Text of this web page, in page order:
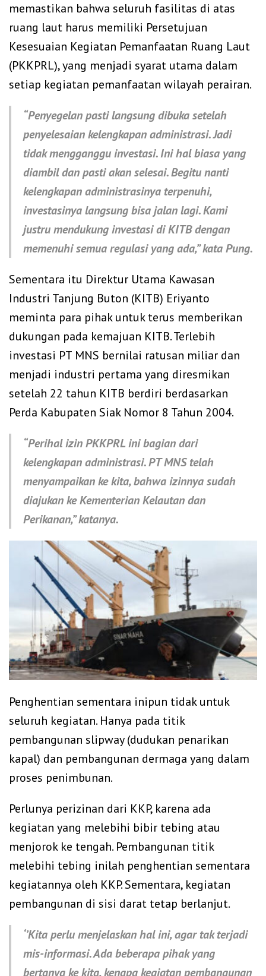
memastikan bahwa seluruh fasilitas di atas
ruang laut harus memiliki Persetujuan
Kesesuaian Kegiatan Pemanfaatan Ruang Laut
(PKKPRL), yang menjadi syarat utama dalam
setiap kegiatan pemanfaatan wilayah perairan.
“Penyegelan pasti langsung dibuka setelah
penyelesaian kelengkapan administrasi. Jadi
tidak mengganggu investasi. Ini hal biasa yang
diambil dan pasti akan selesai. Begitu nanti
kelengkapan administrasinya terpenuhi,
investasinya langsung bisa jalan lagi. Kami
justru mendukung investasi di KITB dengan
memenuhi semua regulasi yang ada,” kata Pung.
Sementara itu Direktur Utama Kawasan
Industri Tanjung Buton (KITB) Eriyanto
meminta para pihak untuk terus memberikan
dukungan pada kemajuan KITB. Terlebih
investasi PT MNS bernilai ratusan miliar dan
menjadi industri pertama yang diresmikan
setelah 22 tahun KITB berdiri berdasarkan
Perda Kabupaten Siak Nomor 8 Tahun 2004.
“Perihal izin PKKPRL ini bagian dari
kelengkapan administrasi. PT MNS telah
menyampaikan ke kita, bahwa izinnya sudah
diajukan ke Kementerian Kelautan dan
Perikanan,” katanya.
Penghentian sementara inipun tidak untuk
seluruh kegiatan. Hanya pada titik
pembangunan slipway (dudukan penarikan
kapal) dan pembangunan dermaga yang dalam
proses penimbunan.
Perlunya perizinan dari KKP, karena ada
kegiatan yang melebihi bibir tebing atau
menjorok ke tengah. Pembangunan titik
melebihi tebing inilah penghentian sementara
kegiatannya oleh KKP. Sementara, kegiatan
pembangunan di sisi darat tetap berlanjut.
‘’Kita perlu menjelaskan hal ini, agar tak terjadi
mis-informasi. Ada beberapa pihak yang
bertanya ke kita, kenapa kegiatan pembangunan